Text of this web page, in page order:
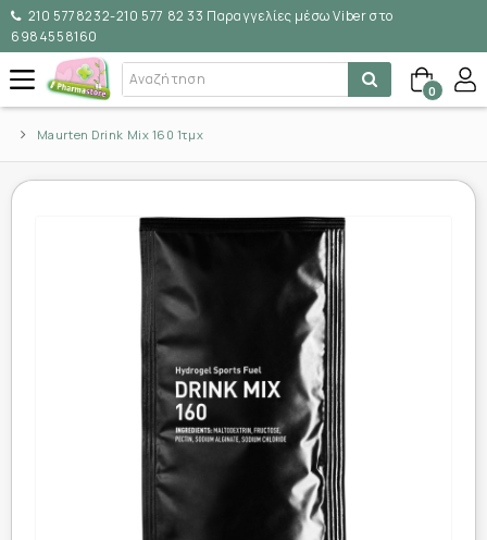
210 5778232-210 577 82 33 Παραγγελίες μέσω Viber στο
6984558160
0
Maurten Drink Mix 160 1τμχ